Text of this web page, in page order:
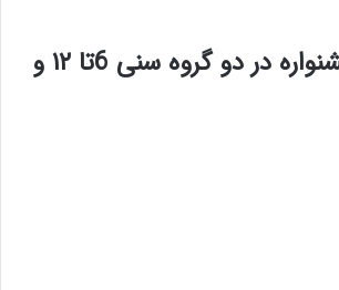
بخش های جشنواره در دو گروه سنی 6تا ۱۲ و